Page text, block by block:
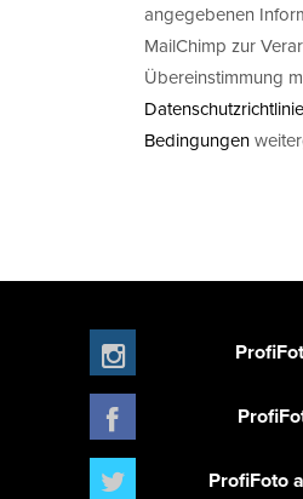
angegebenen
MailChimp zur
Übereinstimmung
Bedingungen
ProfiFoto